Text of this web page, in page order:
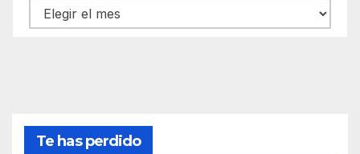
Archivos
Te has perdido